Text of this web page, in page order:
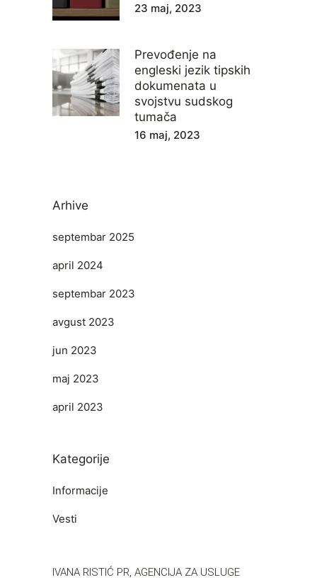
23 maj, 2023
Prevođenje na
engleski jezik tipskih
dokumenata u
svojstvu sudskog
tumača
16 maj, 2023
Arhive
septembar 2025
april 2024
septembar 2023
avgust 2023
jun 2023
maj 2023
april 2023
Kategorije
Informacije
Vesti
IVANA RISTIĆ PR, AGENCIJA ZA USLUGE